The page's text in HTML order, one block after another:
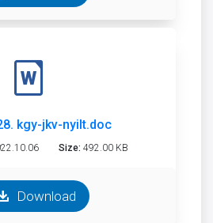
kgy-jkv-nyilt.doc
Size: 492.00 KB
Download